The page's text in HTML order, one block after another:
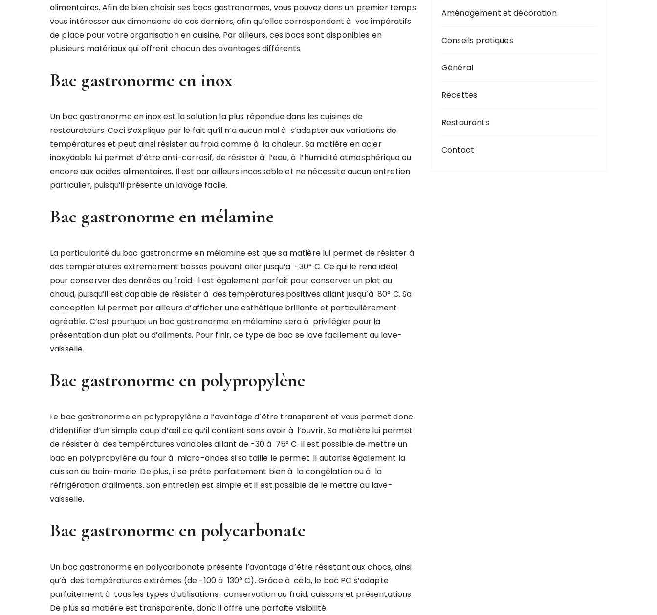
alimentaires. Afin de bien choisir ses bacs gastronormes, vous pouvez dans un premier temps
vous intéresser aux dimensions de ces derniers, afin qu’elles correspondent à vos impératifs
de place pour votre organisation en cuisine. Par ailleurs, ces bacs sont disponibles en
plusieurs matériaux qui offrent chacun des avantages différents.
Bac gastronorme en inox
Un bac gastronorme en inox est la solution la plus répandue dans les cuisines de
restaurateurs. Ceci s’explique par le fait qu’il n’a aucun mal à s’adapter aux variations de
températures et peut ainsi résister au froid comme à la chaleur. Sa matière en acier
inoxydable lui permet d’être anti-corrosif, de résister à l’eau, à l’humidité atmosphérique ou
encore aux acides alimentaires. Il est par ailleurs incassable et ne nécessite aucun entretien
particulier, puisqu’il présente un lavage facile.
Bac gastronorme en mélamine
La particularité du bac gastronorme en mélamine est que sa matière lui permet de résister à
des températures extrêmement basses pouvant aller jusqu’à -30° C. Ce qui le rend idéal
pour conserver des denrées au froid. Il est également parfait pour conserver un plat au
chaud, puisqu’il est capable de résister à des températures positives allant jusqu’à 80° C. Sa
conception lui permet par ailleurs d’afficher une esthétique brillante et particulièrement
agréable. C’est pourquoi un bac gastronorme en mélamine sera à privilégier pour la
présentation d’un plat ou d’aliments. Pour finir, ce type de bac se lave facilement au lave-
vaisselle.
Bac gastronorme en polypropylène
Le bac gastronorme en polypropylène a l’avantage d’être transparent et vous permet donc
d’identifier d’un simple coup d’œil ce qu’il contient sans avoir à l’ouvrir. Sa matière lui permet
de résister à des températures variables allant de -30 à 75° C. Il est possible de mettre un
bac en polypropylène au four à micro-ondes si sa taille le permet. Il autorise également la
cuisson au bain-marie. De plus, il se prête parfaitement bien à la congélation ou à la
réfrigération d’aliments. Son entretien est simple et il est possible de le mettre au lave-
vaisselle.
Bac gastronorme en polycarbonate
Un bac gastronorme en polycarbonate présente l’avantage d’être résistant aux chocs, ainsi
qu’à des températures extrêmes (de -100 à 130° C). Grâce à cela, le bac PC s’adapte
parfaitement à tous les types d’utilisations : conservation au froid, cuissons et présentations.
De plus sa matière est transparente, donc il offre une parfaite visibilité.
Aménagement et décoration
Conseils pratiques
Général
Recettes
Restaurants
Contact